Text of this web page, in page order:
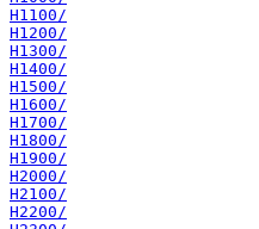
H1100/
H1200/
H1300/
H1400/
H1500/
H1600/
H1700/
H1800/
H1900/
H2000/
H2100/
H2200/